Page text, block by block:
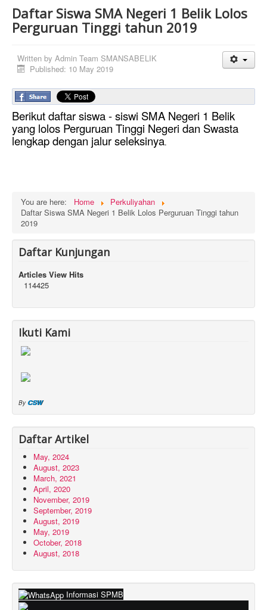
Daftar Siswa SMA Negeri 1 Belik Lolos
Perguruan Tinggi tahun 2019
Written by Admin Team SMANSABELIK
Published: 10 May 2019
Berikut daftar siswa - siswi SMA Negeri 1 Belik
yang lolos Perguruan Tinggi Negeri dan Swasta
lengkap dengan jalur seleksinya.
You are here: Home
Perkuliyahan
Daftar Siswa SMA Negeri 1 Belik Lolos Perguruan Tinggi tahun
2019
Daftar Kunjungan
Articles View Hits
114425
Ikuti Kami
ByCSW
Daftar Artikel
May, 2024
August, 2023
March, 2021
April, 2020
November, 2019
September, 2019
August, 2019
May, 2019
October, 2018
August, 2018
Informasi SPMB